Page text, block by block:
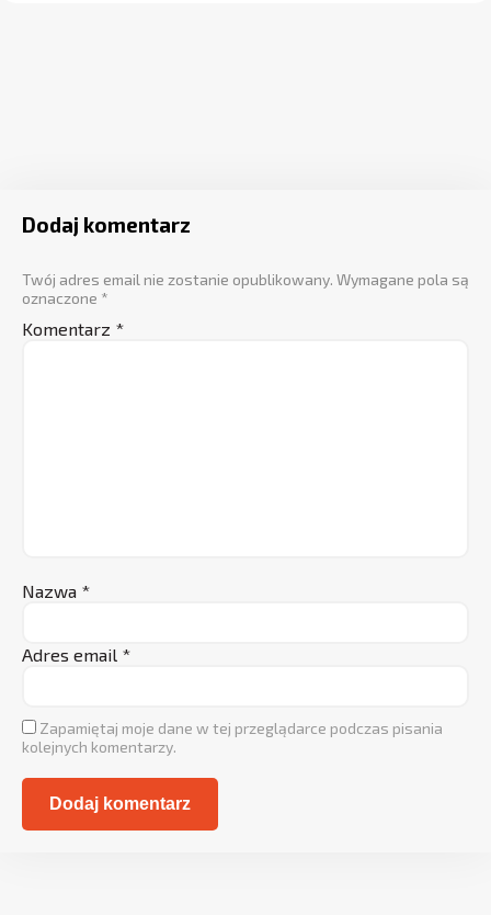
Dodaj komentarz
Twój adres email nie zostanie opublikowany. Wymagane pola są
oznaczone *
Komentarz *
Nazwa *
Adres email *
Zapamiętaj moje dane w tej przeglądarce podczas pisania
kolejnych komentarzy.